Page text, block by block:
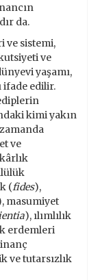
da.
ve sistemi,
ve
yaşamı,
ifade edilir.
kimi yakın
ve
(fides),
masumiyet
), ılımlılık
erdemleri
ve tutarsızlık